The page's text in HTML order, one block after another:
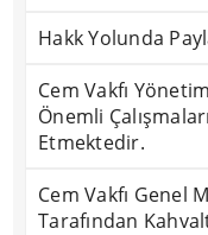
Hakk Yolunda
Cem Vakfı
Önemli
Etmektedir.
Cem Vakfı Genel
Tarafından